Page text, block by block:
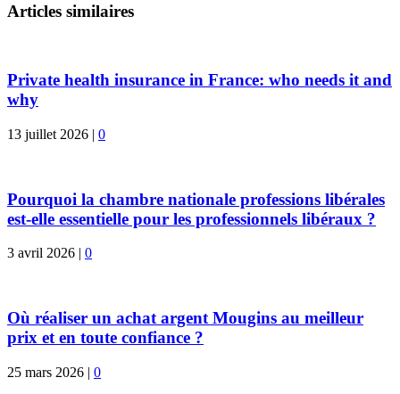
Articles similaires
Private health insurance in France: who needs it and
why
13 juillet 2026 | 0
Pourquoi la chambre nationale professions libérales
est-elle essentielle pour les professionnels libéraux ?
3 avril 2026 0
Où réaliser un achat argent Mougins au meilleur
prix et en toute confiance ?
25 mars 2026 | 0